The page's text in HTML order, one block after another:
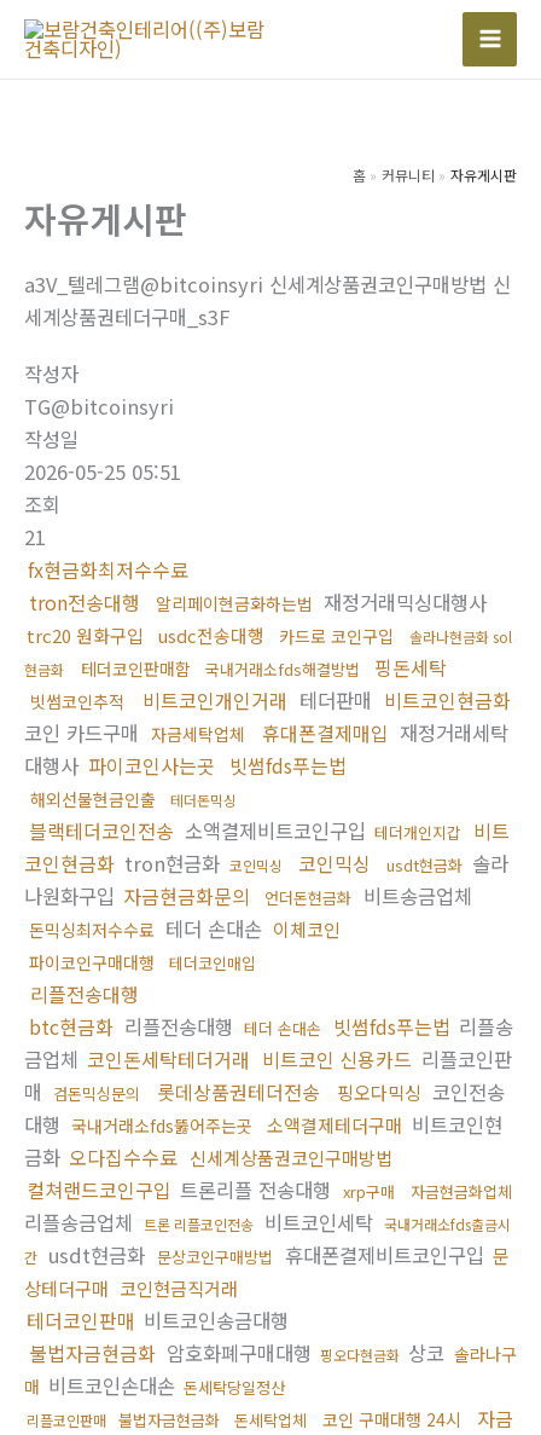
Main
홈 커뮤니티 자유게시판
자유게시판
a3V_텔레그램@bitcoinsyri 신세계상품권코인구매방법 신
세계상품권테더구매_s3F
작성자
TG@bitcoinsyri
작성일
2026-05-25 05:51
조회
21
fx현금화최저수수료
tron전송대행
알리페이현금화하는법 재정거래믹싱대행사
trc20 원화구입 usdc전송대행 카드로 코인구입
솔라나현금화 sol
현금화
테더코인판매함 국내거래소fds해결방법 핑돈세탁
빗썸코인추적 비트코인개인거래 테더판매 비트코인현금화
코인 카드구매 자금세탁업체 휴대폰결제매입 재정거래세탁
대행사 파이코인사는곳 빗썸fds푸는법
해외선물현금인출 테더돈믹싱
블랙테더코인전송 소액결제비트코인구입 테더개인지갑
비트
코인현금화 tron현금화 코인믹싱 코인믹싱 usdt현금화 솔라
나원화구입 자금현금화문의 언더돈현금화 비트송금업체
돈믹싱최저수수료 테더 손대손 이체코인
파이코인구매대행 테더코인매입
리플전송대행
btc현금화 리플전송대행 테더 손대손 빗썸fds푸는법 리플송
금업체 코인돈세탁테더거래 비트코인 신용카드 리플코인판
매
검돈믹싱문의 롯데상품권테더전송 핑오다믹싱 코인전송
대행 국내거래소fds뚫어주는곳 소액결제테더구매 비트코인현
금화 오다집수수료 신세계상품권코인구매방법
컬쳐랜드코인구입 트론리플 전송대행 xrp구매 자금현금화업체
리플송금업체 트론 리플코인전송 비트코인세탁 국내거래소fds출금시
간 usdt현금화 문상코인구매방법 휴대폰결제비트코인구입 문
상테더구매 코인현금직거래
테더코인판매 비트코인송금대행
불법자금현금화 암호화폐구매대행 핑오다현금화 상코 솔라나구
매 비트코인손대손 돈세탁당일정산
리플코인판매 불법자금현금화 돈세탁업체 코인 구매대행 24시
자금